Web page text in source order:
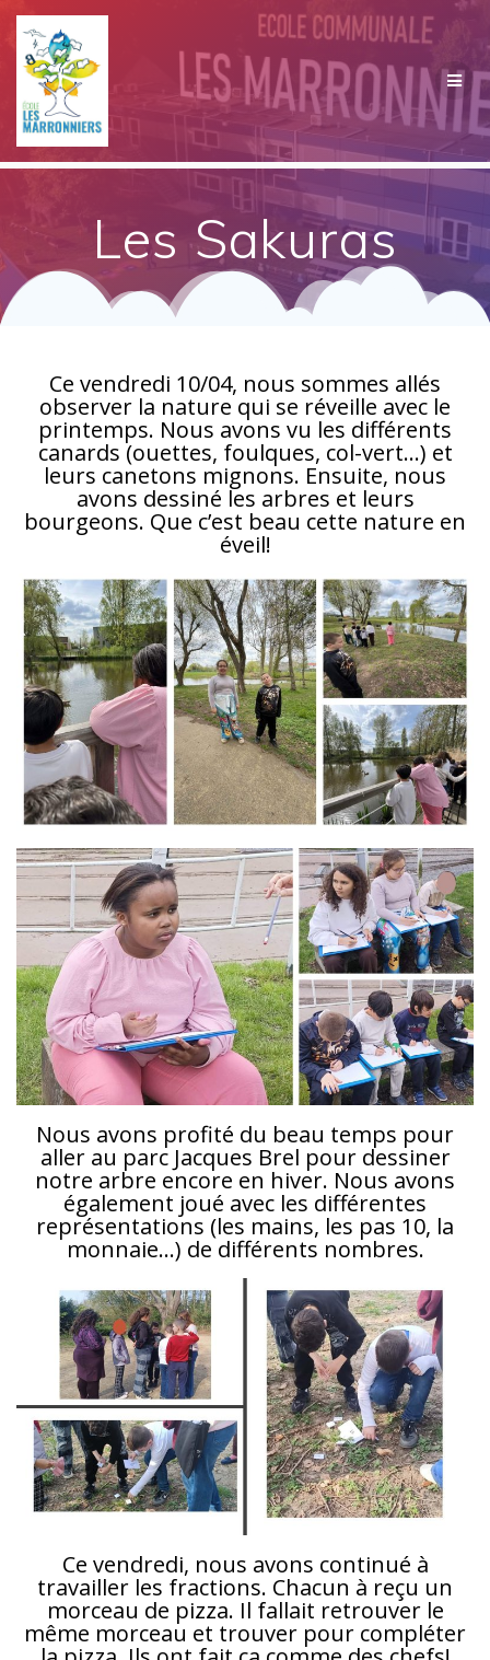
Passer
au
contenu
Les Sakuras
Ce vendredi 10/04, nous sommes allés
observer la nature qui se réveille avec le
printemps. Nous avons vu les différents
canards (ouettes, foulques, col-vert…) et
leurs canetons mignons. Ensuite, nous
avons dessiné les arbres et leurs
bourgeons. Que c’est beau cette nature en
éveil!
Nous avons profité du beau temps pour
aller au parc Jacques Brel pour dessiner
notre arbre encore en hiver. Nous avons
également joué avec les différentes
représentations (les mains, les pas 10, la
monnaie…) de différents nombres.
Ce vendredi, nous avons continué à
travailler les fractions. Chacun à reçu un
morceau de pizza. Il fallait retrouver le
même morceau et trouver pour compléter